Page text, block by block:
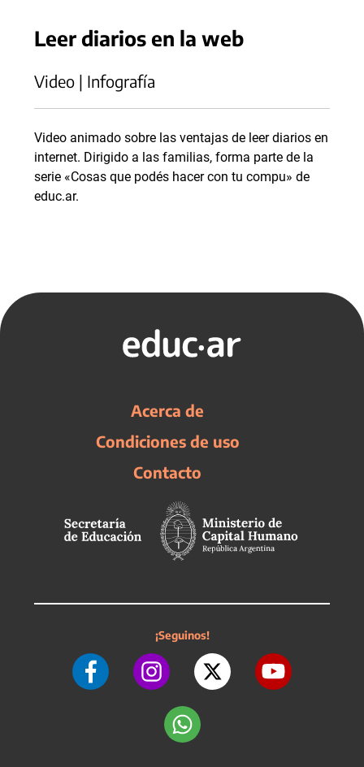
Leer diarios en la web
Video | Infografía
Video animado sobre las ventajas de leer diarios en
internet. Dirigido a las familias, forma parte de la
serie «Cosas que podés hacer con tu compu» de
educ.ar.
Acerca de
Condiciones de uso
Contacto
¡Seguinos!